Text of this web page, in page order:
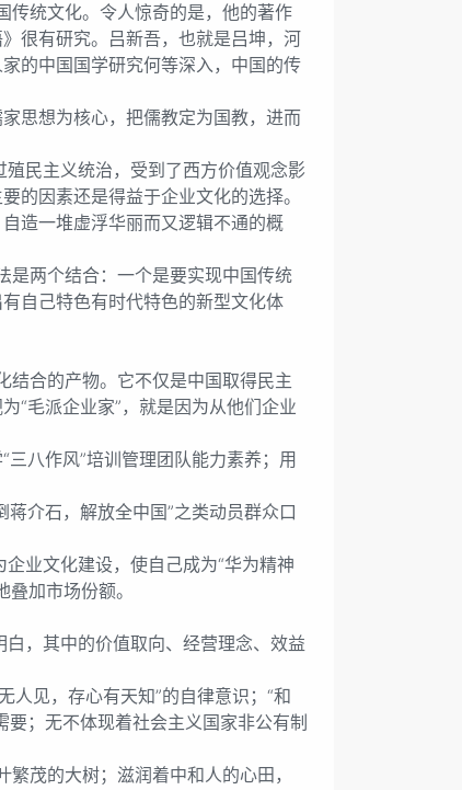
传统文化。令人惊奇的是，他的著作
很有研究。吕新吾，也就是吕坤，河
的中国国学研究何等深入，中国的传
思想为核心，把儒教定为国教，进而
民主义统治，受到了西方价值观念影
的因素还是得益于企业文化的选择。
造一堆虚浮华丽而又逻辑不通的概
两个结合：一个是要实现中国传统
自己特色有时代特色的新型文化体
合的产物。它不仅是中国取得民主
“毛派企业家”，就是因为从他们企业
八作风”培训管理团队能力素养；用
介石，解放全中国”之类动员群众口
业文化建设，使自己成为“华为精神
加市场份额。
，其中的价值取向、经营理念、效益
见，存心有天知”的自律意识；“和
；无不体现着社会主义国家非公有制
茂的大树；滋润着中和人的心田，